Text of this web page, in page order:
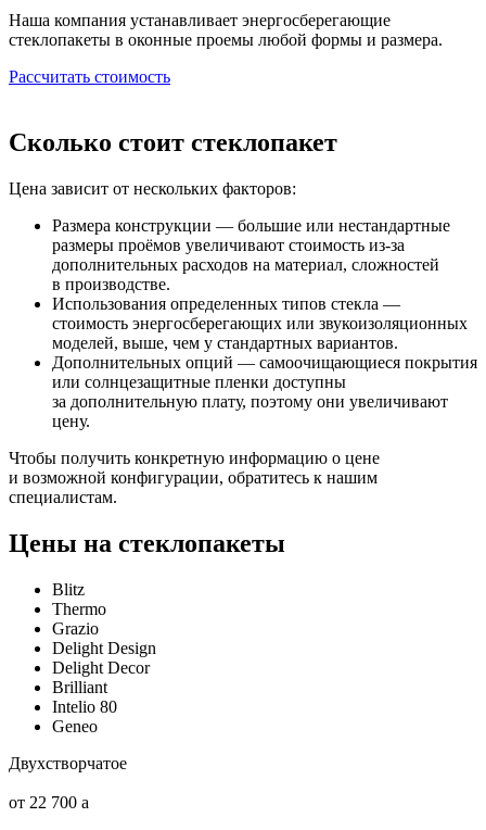
Наша компания устанавливает энергосберегающие
стеклопакеты в оконные проемы любой формы и размера.
Рассчитать стоимость
Сколько стоит стеклопакет
Цена зависит от нескольких факторов:
Размера конструкции — большие или нестандартные
размеры проёмов увеличивают стоимость из-за
дополнительных расходов на материал, сложностей
в производстве.
Использования определенных типов стекла —
стоимость энергосберегающих или звукоизоляционных
моделей, выше, чем у стандартных вариантов.
Дополнительных опций — самоочищающиеся покрытия
или солнцезащитные пленки доступны
за дополнительную плату, поэтому они увеличивают
цену.
Чтобы получить конкретную информацию о цене
и возможной конфигурации, обратитесь к нашим
специалистам.
Цены на стеклопакеты
Blitz
Thermo
Grazio
Delight Design
Delight Decor
Brilliant
Intelio 80
Geneo
Двухстворчатое
от 22 700 a